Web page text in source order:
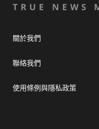
TRUE NEWS
關於我們
聯絡我們
使用條例與隱私政策